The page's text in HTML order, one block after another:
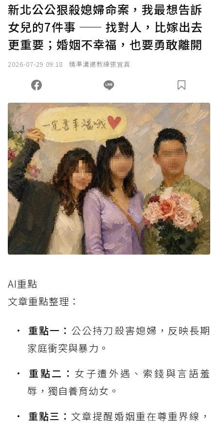
確認送出
您當前剩餘 U 利點數：0點；前往 購買點數
新北公公狠殺媳婦命案，我最想告訴
女兒的7件事 —— 找對人，比嫁出去
更重要；婚姻不幸福，也要勇敢離開
2026-07-29 09:18 精準溝通教練張宜真
AI重點
文章重點整理：
重點一： 公公持刀殺害媳婦，反映長期
家庭衝突與暴力。
重點二： 女子遭外遇、索錢與言語羞
辱，獨自養育幼女。
重點三： 文章提醒婚姻重在尊重界線，